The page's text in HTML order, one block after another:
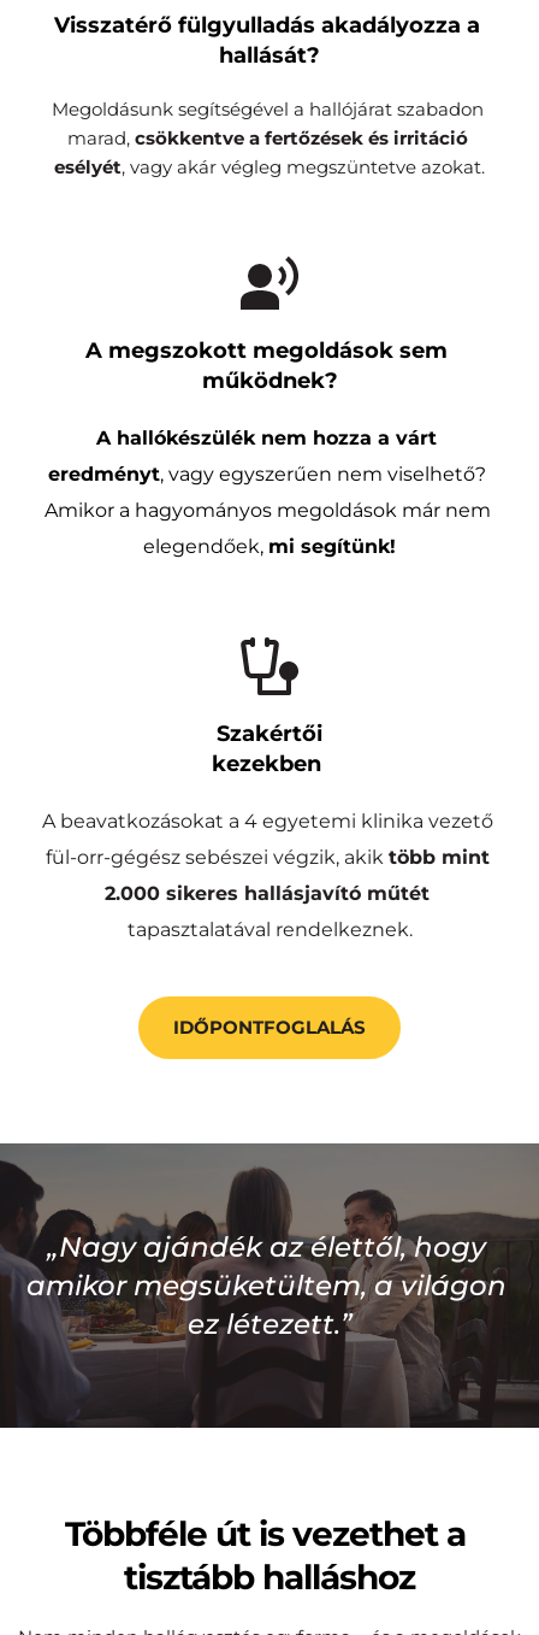
Visszatérő fülgyulladás akadályozza a
hallását?
Megoldásunk segítségével a hallójárat szabadon
marad, csökkentve a fertőzések és irritáció
esélyét, vagy akár végleg megszüntetve azokat.
A megszokott megoldások sem
működnek?
A hallókészülék nem hozza a várt
eredményt, vagy egyszerűen nem viselhető?
Amikor a hagyományos megoldások már nem
elegendőek, mi segítünk!
Szakértői
kezekben
A beavatkozásokat a 4 egyetemi klinika vezető
fül-orr-gégész sebészei végzik, akik több mint
2.000 sikeres hallásjavító műtét
tapasztalatával rendelkeznek.
IDŐPONTFOGLALÁS
„Nagy ajándék az élettől, hogy
amikor megsüketültem, a világon
ez létezett.”
Többféle út is vezethet a
tisztább halláshoz